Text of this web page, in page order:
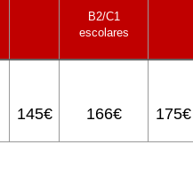
B2/C1
escolares
145€ 166€ 175€